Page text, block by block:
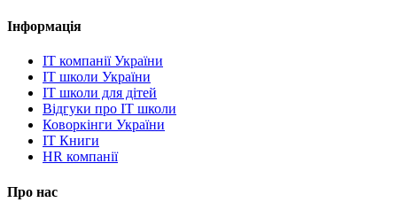
Інформація
IT компанії України
IT школи України
IT школи для дітей
Відгуки про IT школи
Коворкінги України
IT Книги
HR компанії
Про нас